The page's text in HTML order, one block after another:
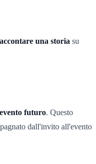
una storia su
evento futuro. Questo
dall'invito all'evento